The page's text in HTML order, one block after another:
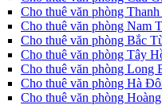
Cho thuê văn phòng
Cho thuê văn phòng Nam
Cho thuê văn phòng Bắc
Cho thuê văn phòng Tây
Cho thuê văn phòng Long
Cho thuê văn phòng Hà
Cho thuê văn phòng